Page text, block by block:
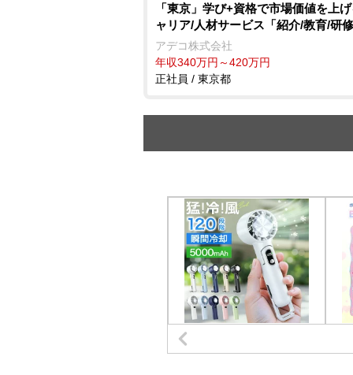
「東京」学び+資格で市場価値を上
ャリア/人材サービス「紹介/教育/研
アデコ株式会社
年収340万円～420万円
正社員 / 東京都